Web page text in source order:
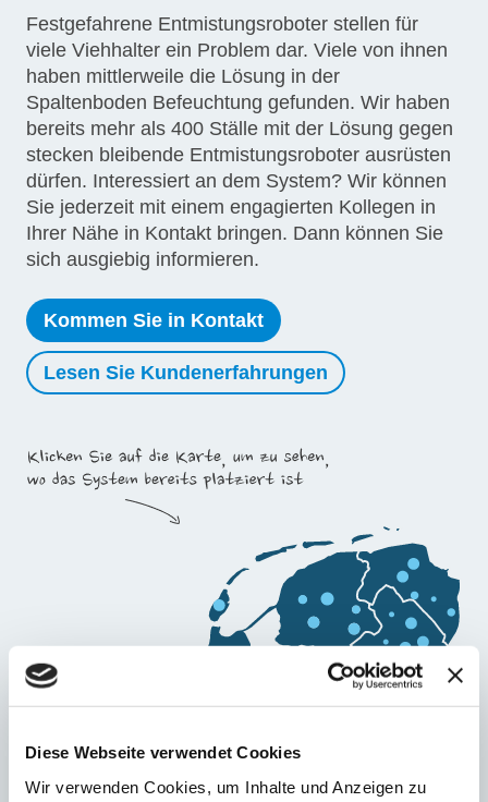
Diese Webseite verwendet Cookies
Wir verwenden Cookies, um Inhalte und Anzeigen zu
Festgefahrene Entmistungsroboter stellen für
viele Viehhalter ein Problem dar. Viele von ihnen
haben mittlerweile die Lösung in der
Spaltenboden Befeuchtung gefunden. Wir haben
bereits mehr als 400 Ställe mit der Lösung gegen
stecken bleibende Entmistungsroboter ausrüsten
dürfen. Interessiert an dem System? Wir können
Sie jederzeit mit einem engagierten Kollegen in
Ihrer Nähe in Kontakt bringen. Dann können Sie
sich ausgiebig informieren.
Kommen Sie in Kontakt
Lesen Sie Kundenerfahrungen